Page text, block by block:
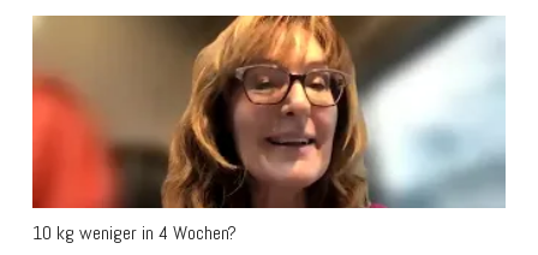
10 kg weniger in 4 Wochen?
10 kg weniger in 4 Wochen?